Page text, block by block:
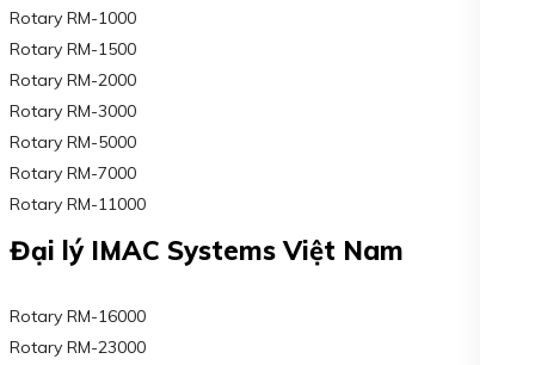
Rotary RM-1000
Rotary RM-1500
Rotary RM-2000
Rotary RM-3000
Rotary RM-5000
Rotary RM-7000
Rotary RM-11000
Đại lý IMAC Systems Việt Nam
Rotary RM-16000
Rotary RM-23000